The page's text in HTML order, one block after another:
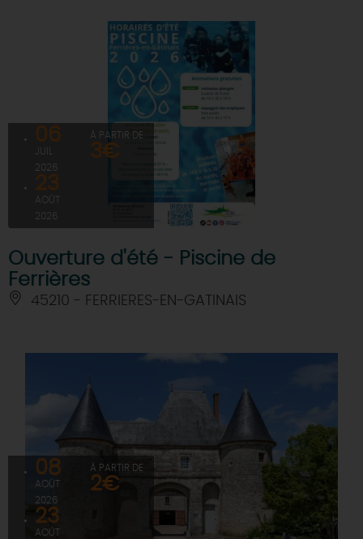
06
2026
23
AOÛT
2026
À PARTIR DE
3€
Ouverture d'été - Piscine de
Ferrières
45210 - FERRIERES-EN-GATINAIS
08
AOÛT
2026
23
AOÛT
À PARTIR DE
2€